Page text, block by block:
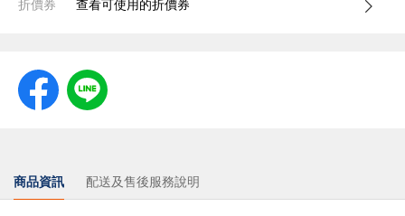
折價券 查看可使用的折價券
商品資訊 配送及售後服務說明